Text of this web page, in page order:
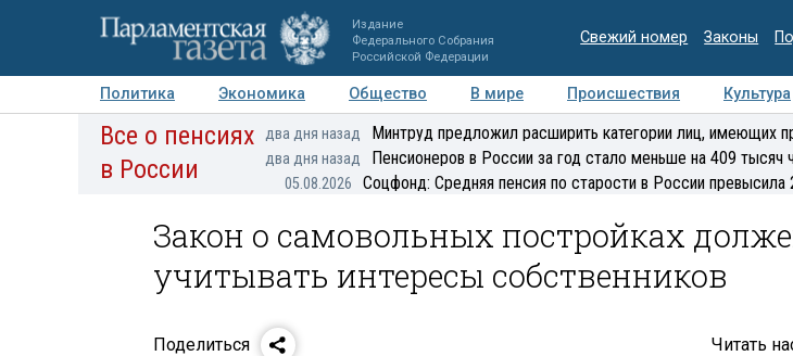
Издание
Федерального Собрания
Российской Федерации
Свежий номер Законы
Политика Экономика Общество В мире Происшествия Культура
Авторы Персоны Мнения Регионы Медиацентр Интервью
Все о пенсиях
в России
два дня назад Минтруд предложил расширить категории лиц, имеющих
два дня назад Пенсионеров в России за год стало меньше на 409 тысяч
05.08.2026 Соцфонд: Средняя пенсия по старости в России превысила
Закон о самовольных постройках
учитывать интересы собственников
Поделиться Читать